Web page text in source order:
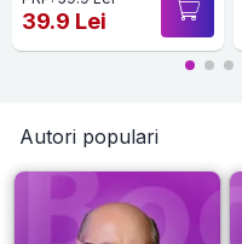
39.9 Lei
Autori populari